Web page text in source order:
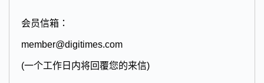
会员信箱：
member@digitimes.com
(一个工作日内将回覆您的来信)